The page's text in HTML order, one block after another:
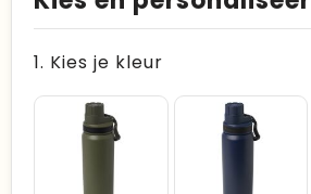
1. Kies je kleur